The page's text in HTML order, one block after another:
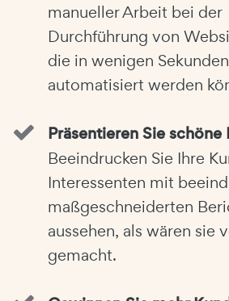
manueller Arbeit bei der
Durchführung von
die in wenigen Sekunden
automatisiert werden
Präsentieren Sie schöne
Beeindrucken Sie Ihre
Interessenten mit
maßgeschneiderten
aussehen, als wären sie
gemacht.